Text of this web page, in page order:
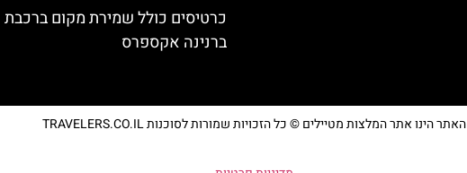
כרטיסים כולל שמירת מקום ברכבת
ברנינה אקספרס
האתר הינו אתר המלצות מטיילים © כל הזכויות שמורות לסוכנות TRAVELERS.CO.IL